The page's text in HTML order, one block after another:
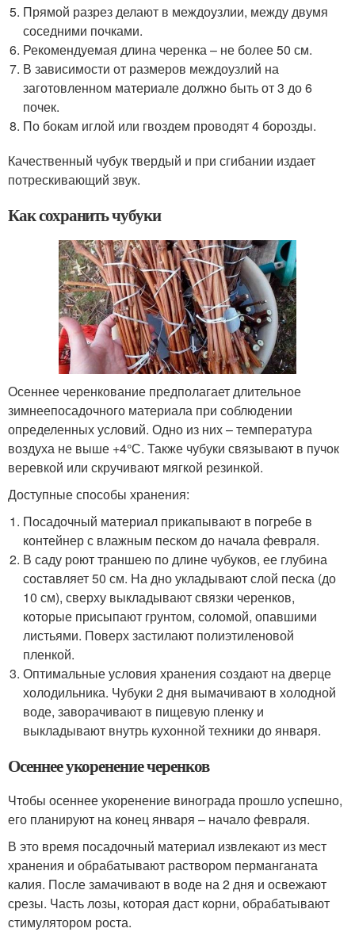
Прямой разрез делают в междоузлии, между двумя
соседними почками.
Рекомендуемая длина черенка – не более 50 см.
В зависимости от размеров междоузлий на
заготовленном материале должно быть от 3 до 6
почек.
По бокам иглой или гвоздем проводят 4 борозды.
Качественный чубук твердый и при сгибании издает
потрескивающий звук.
Как сохранить чубуки
Осеннее черенкование предполагает длительное
зимнеепосадочного материала при соблюдении
определенных условий. Одно из них – температура
воздуха не выше +4°С. Также чубуки связывают в пучок
веревкой или скручивают мягкой резинкой.
Доступные способы хранения:
Посадочный материал прикапывают в погребе в
контейнер с влажным песком до начала февраля.
В саду роют траншею по длине чубуков, ее глубина
составляет 50 см. На дно укладывают слой песка (до
10 см), сверху выкладывают связки черенков,
которые присыпают грунтом, соломой, опавшими
листьями. Поверх застилают полиэтиленовой
пленкой.
Оптимальные условия хранения создают на дверце
холодильника. Чубуки 2 дня вымачивают в холодной
воде, заворачивают в пищевую пленку и
выкладывают внутрь кухонной техники до января.
Осеннее укоренение черенков
Чтобы осеннее укоренение винограда прошло успешно,
его планируют на конец января – начало февраля.
В это время посадочный материал извлекают из мест
хранения и обрабатывают раствором перманганата
калия. После замачивают в воде на 2 дня и освежают
срезы. Часть лозы, которая даст корни, обрабатывают
стимулятором роста.